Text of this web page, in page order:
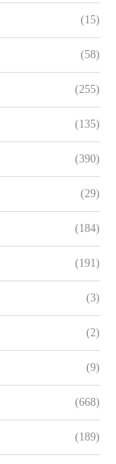
(15)
(58)
(255)
(135)
(390)
(29)
(184)
(191)
(3)
(2)
(9)
(668)
(189)